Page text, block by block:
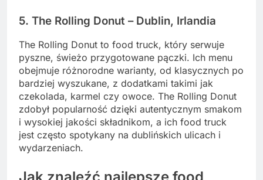
5. The Rolling Donut – Dublin, Irlandia
The Rolling Donut to food truck, który serwuje
pyszne, świeżo przygotowane pączki. Ich menu
obejmuje różnorodne warianty, od klasycznych po
bardziej wyszukane, z dodatkami takimi jak
czekolada, karmel czy owoce. The Rolling Donut
zdobył popularność dzięki autentycznym smakom
i wysokiej jakości składnikom, a ich food truck
jest często spotykany na dublińskich ulicach i
wydarzeniach.